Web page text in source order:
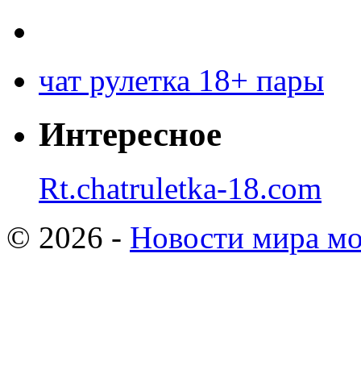
чат рулетка 18+ пары
Интересное
Rt.chatruletka-18.com
© 2026 - Новости мира